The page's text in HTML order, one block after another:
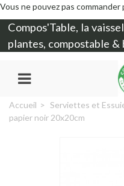
Vous ne pouvez pas commander
Compos'Table, la
plantes, compostable
Accueil > Serviettes et
papier noir 20x20cm